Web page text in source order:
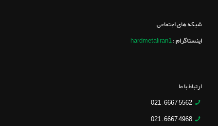
شبکه های اجتماعی
اینستاگرام:
hardmetaliran1
ارتباط با ما
5562 6667 – 021
4968 6667 – 021